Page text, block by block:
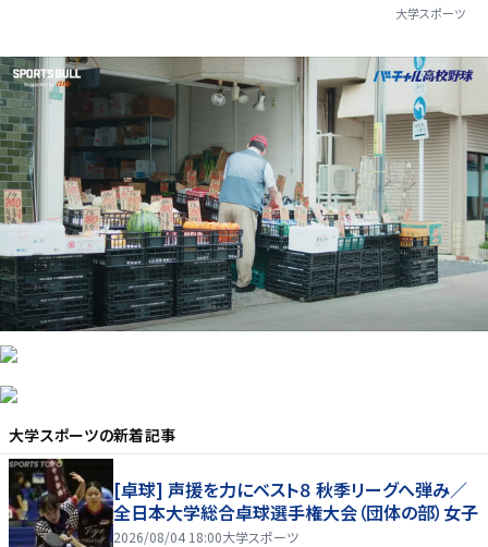
大学スポーツ
大学スポーツの新着記事
[卓球] 声援を力にベスト８ 秋季リーグへ弾み／
全日本大学総合卓球選手権大会（団体の部）女子
2026/08/04 18:00大学スポーツ